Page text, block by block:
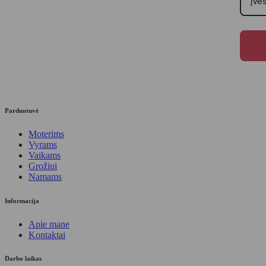
Parduotuvė
Moterims
Vyrams
Vaikams
Grožiui
Namams
Informacija
Apie mane
Kontaktai
Darbo laikas